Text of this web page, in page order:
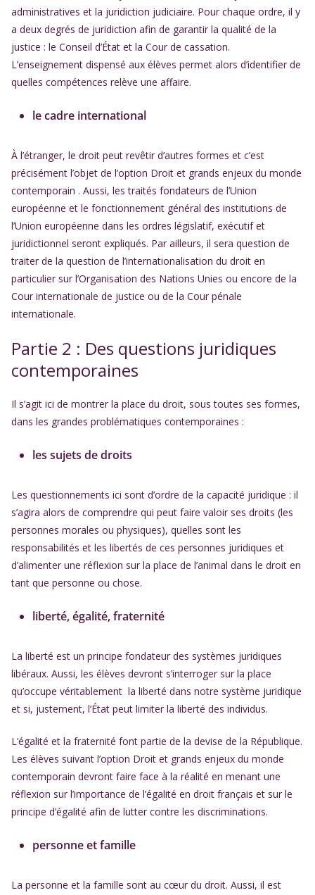
administratives et la juridiction judiciaire. Pour chaque ordre, il y
a deux degrés de juridiction afin de garantir la qualité de la
justice : le Conseil d’État et la Cour de cassation.
L’enseignement dispensé aux élèves permet alors d’identifier de
quelles compétences relève une affaire.
le cadre international
À l’étranger, le droit peut revêtir d’autres formes et c’est
précisément l’objet de l’option Droit et grands enjeux du monde
contemporain . Aussi, les traités fondateurs de l’Union
européenne et le fonctionnement général des institutions de
l’Union européenne dans les ordres législatif, exécutif et
juridictionnel seront expliqués. Par ailleurs, il sera question de
traiter de la question de l’internationalisation du droit en
particulier sur l’Organisation des Nations Unies ou encore de la
Cour internationale de justice ou de la Cour pénale
internationale.
Partie 2 : Des questions juridiques
contemporaines
Il s’agit ici de montrer la place du droit, sous toutes ses formes,
dans les grandes problématiques contemporaines :
les sujets de droits
Les questionnements ici sont d’ordre de la capacité juridique : il
s’agira alors de comprendre qui peut faire valoir ses droits (les
personnes morales ou physiques), quelles sont les
responsabilités et les libertés de ces personnes juridiques et
d’alimenter une réflexion sur la place de l’animal dans le droit en
tant que personne ou chose.
liberté, égalité, fraternité
La liberté est un principe fondateur des systèmes juridiques
libéraux. Aussi, les élèves devront s’interroger sur la place
qu’occupe véritablement la liberté dans notre système juridique
et si, justement, l’État peut limiter la liberté des individus.
L’égalité et la fraternité font partie de la devise de la République.
Les élèves suivant l’option Droit et grands enjeux du monde
contemporain devront faire face à la réalité en menant une
réflexion sur l’importance de l’égalité en droit français et sur le
principe d’égalité afin de lutter contre les discriminations.
personne et famille
La personne et la famille sont au cœur du droit. Aussi, il est